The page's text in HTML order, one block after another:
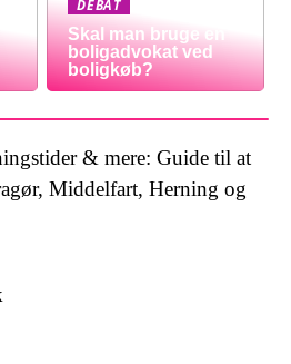
DEBAT
Skal man bruge en
boligadvokat ved
boligkøb?
& mere: Guide til at
Middelfart, Herning og